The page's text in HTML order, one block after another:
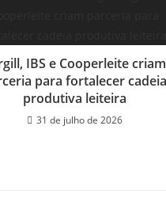
IBS e Cooperleite criam
para fortalecer cadeia
produtiva leiteira
31 de julho de 2026